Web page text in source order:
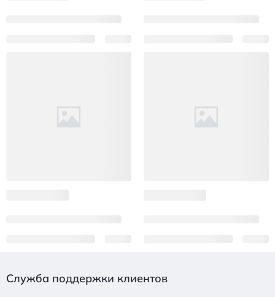
Служба поддержки клиентов